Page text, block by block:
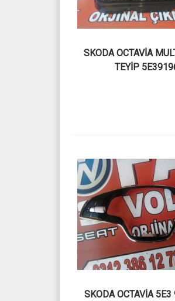
SKODA OCTAVİA
TEYİP
SKODA OCTAVİA